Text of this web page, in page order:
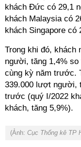
khách Đức có 29,1
khách Malaysia có
khách Singapore
Trong khi đó, khách
người, tăng 1,4%
cùng kỳ năm trước.
339.000 lượt người,
trước (quý I/2022
khách, tăng 5,9%).
(Ảnh: Cục Thống kê TP